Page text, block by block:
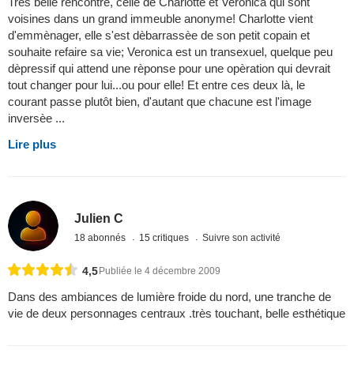
voisines dans un grand immeuble anonyme! Charlotte vient
d'emmènager, elle s'est dèbarrassèe de son petit copain et
souhaite refaire sa vie; Veronica est un transexuel, quelque peu
dèpressif qui attend une rèponse pour une opèration qui devrait
tout changer pour lui...ou pour elle! Et entre ces deux là, le
courant passe plutôt bien, d'autant que chacune est l'image
inversèe ...
Lire plus
Julien C
18 abonnés 15 critiques Suivre son activité
4,5 Publiée le 4 décembre 2009
Dans des ambiances de lumière froide du nord, une tranche de
vie de deux personnages centraux .très touchant, belle esthétique